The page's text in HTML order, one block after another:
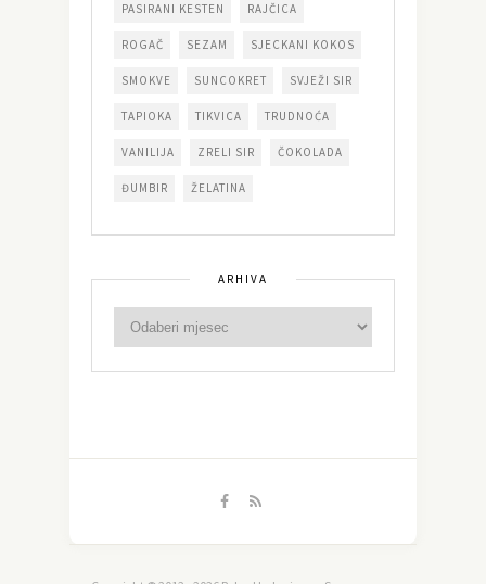
PASIRANI KESTEN RAJČICA
ROGAČ SEZAM SJECKANI KOKOS
SMOKVE SUNCOKRET SVJEŽI SIR
TAPIOKA TIKVICA TRUDNOĆA
VANILIJA ZRELI SIR ČOKOLADA
ĐUMBIR ŽELATINA
ARHIVA